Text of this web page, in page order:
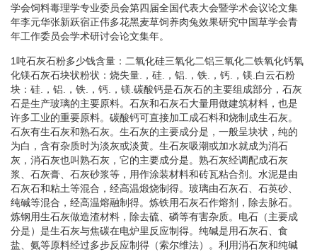
学会饲料毒理学专业委员会第四届全国代表大会暨学术会议论文集
年李元华张新跃宿正伟多花黑麦草饲养肉兔效果研究中国草学会青
年工作委员会学术研讨会论文集年。
1吨石灰石粉多少钱含量：二氧化硅三氧化二铝三氧化二铁氧化钙氧
化镁石灰石块状粉状：烧失量.，硅.，铝.，铁.，钙.，镁.白云石粉
块：硅.，铝.，铁.，钙.，镁.碳酸钙是石灰石的主要组成部分，石灰
石是生产玻璃的主要原料。石灰和石灰石大量用做建筑材料，也是
许多工业的重要原料。碳酸钙可直接加工成石料和烧制成生石灰。
石灰有生石灰和熟石灰。生石灰的主要成分是，一般呈块状，纯的
为白，含有杂质时为淡灰或淡黄。生石灰吸潮或加水就成为消石
灰，消石灰也叫熟石灰，它的主要成分是。熟石灰经调配成石灰
浆、石灰膏、石灰砂浆等，用作涂装材料和砖瓦粘合剂。水泥是由
石灰石和粘土等混合，经高温煅烧制得。玻璃由石灰石、石英砂、
纯碱等混合，经高温熔融制得。炼铁用石灰石作熔剂，除去脉石。
炼钢用生石灰做造渣材料，除去硫、磷等有害杂质。电石（主要成
分是）是生石灰与焦碳在电炉里反应制得。纯碱是用石灰石、食
盐、氨等原料经过多步反应制得（索尔维法）。利用消石灰和纯碱